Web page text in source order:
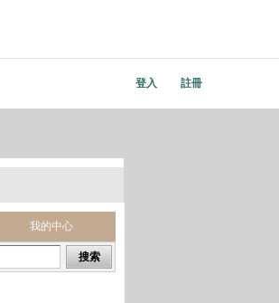
登入 註冊
我的中心
搜索